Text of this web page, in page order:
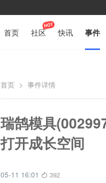
首页 社区 快讯 事件
首页 > 事件详情
瑞鹄模具
打开成长空间
05-11 16:01 392